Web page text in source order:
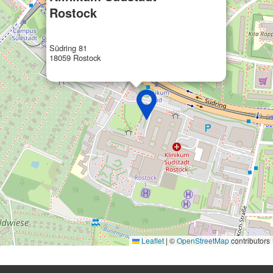
Rostock
Südring 81
18059 Rostock
Leaflet | ©OpenStreetMapcontributors